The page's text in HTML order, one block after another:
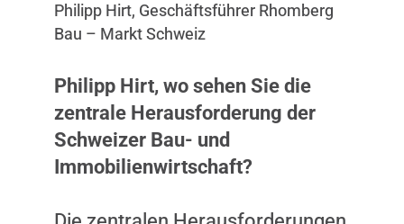
Philipp Hirt, Geschäftsführer Rhomberg
Bau – Markt Schweiz
Philipp Hirt, wo sehen Sie die
zentrale Herausforderung der
Schweizer Bau- und
Immobilienwirtschaft?